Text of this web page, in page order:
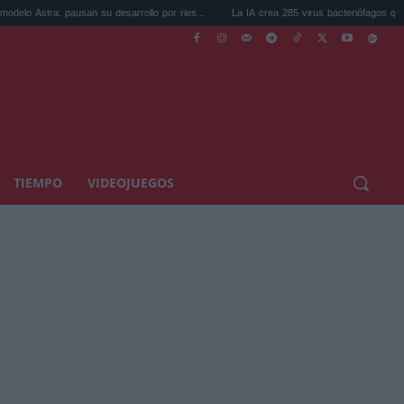
pausan su desarrollo por ries... La IA crea 285 virus bacteriófagos que no existen
TIEMPO VIDEOJUEGOS